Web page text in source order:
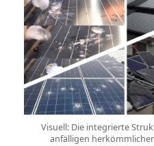
Visuell: Die integrierte
anfälligen